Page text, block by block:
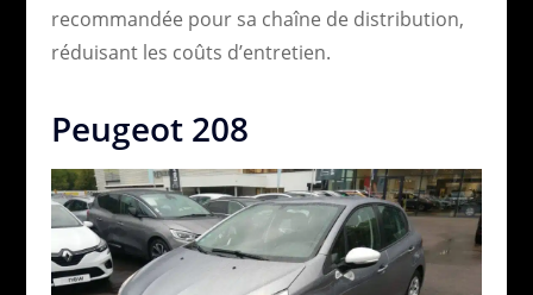
recommandée pour sa chaîne de distribution,
réduisant les coûts d’entretien.
Peugeot 208